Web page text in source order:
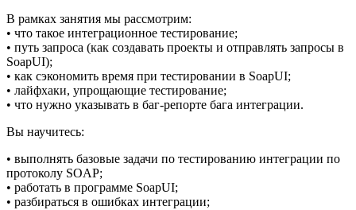
В рамках занятия мы рассмотрим:
• что такое интеграционное тестирование;
• путь запроса (как создавать проекты и отправлять запросы в
SoapUI);
• как сэкономить время при тестировании в SoapUI;
• лайфхаки, упрощающие тестирование;
• что нужно указывать в баг-репорте бага интеграции.
Вы научитесь:
• выполнять базовые задачи по тестированию интеграции по
протоколу SOAP;
• работать в программе SoapUI;
• разбираться в ошибках интеграции;